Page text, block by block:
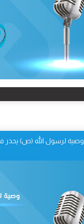
وصية لرسول الله (ص) يحذر